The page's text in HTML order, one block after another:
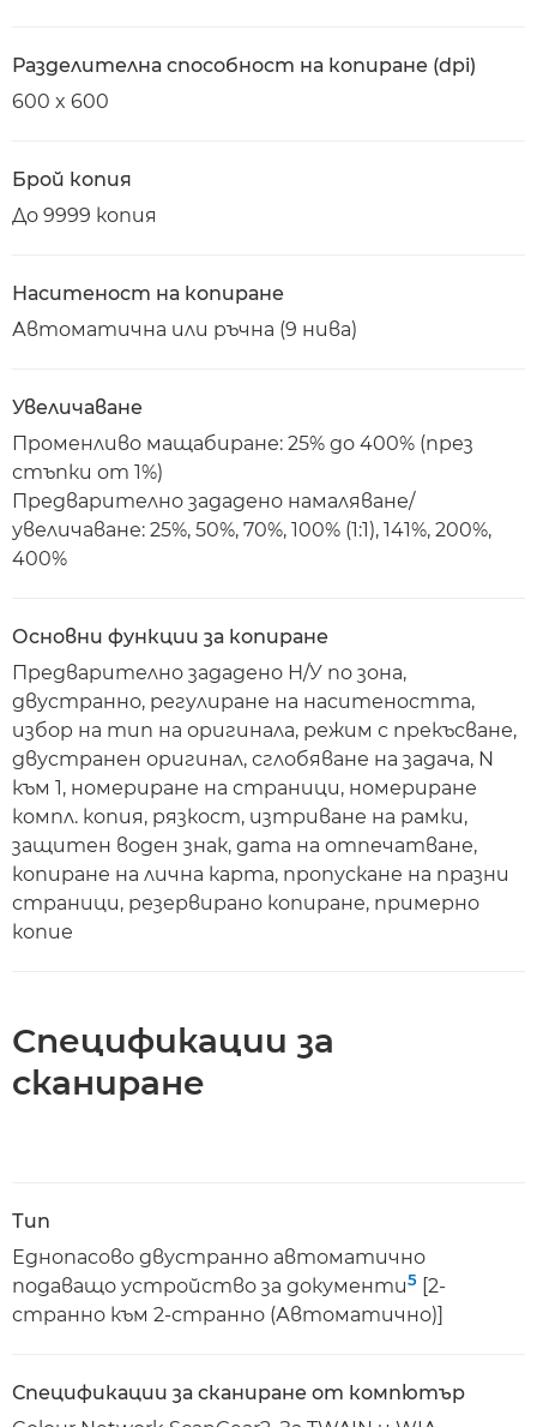
Разделителна способност на копиране (dpi)
600 x 600
Брой копия
До 9999 копия
Наситеност на копиране
Автоматична или ръчна (9 нива)
Увеличаване
Променливо мащабиране: 25% до 400% (през
стъпки от 1%)
Предварително зададено намаляване/
увеличаване: 25%, 50%, 70%, 100% (1:1), 141%, 200%,
400%
Основни функции за копиране
Предварително зададено Н/У по зона,
двустранно, регулиране на наситеността,
избор на тип на оригинала, режим с прекъсване,
двустранен оригинал, сглобяване на задача, N
към 1, номериране на страници, номериране
компл. копия, рязкост, изтриване на рамки,
защитен воден знак, дата на отпечатване,
копиране на лична карта, пропускане на празни
страници, резервирано копиране, примерно
копие
Спецификации за
сканиране
Тип
Еднопасово двустранно автоматично
подаващо устройство за документи5 [2-
странно към 2-странно (Автоматично)]
Спецификации за сканиране от компютър